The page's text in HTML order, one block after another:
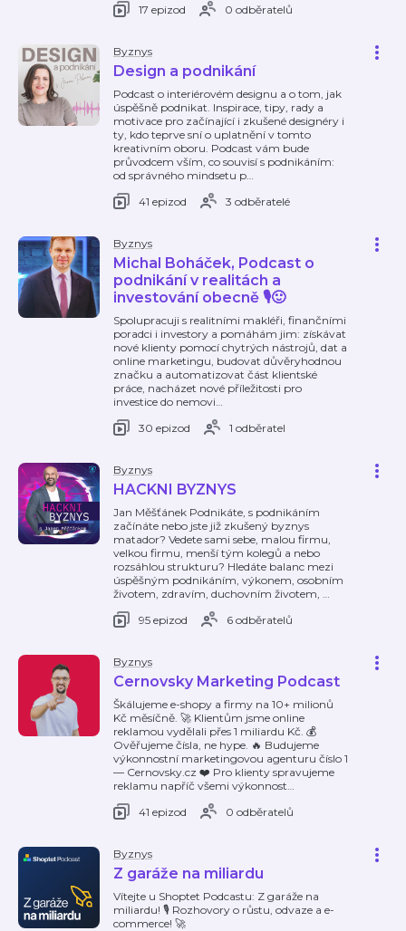
17 epizod 0 odběratelů
Byznys
Design a podnikání
Podcast o interiérovém designu a o tom, jak
úspěšně podnikat. Inspirace, tipy, rady a
motivace pro začínající i zkušené designéry i
ty, kdo teprve sní o uplatnění v tomto
kreativním oboru. Podcast vám bude
průvodcem vším, co souvisí s podnikáním:
od správného mindsetu p…
41 epizod
3 odběratelé
Byznys
Michal Boháček, Podcast o
podnikání v realitách a
investování obecně 🎙️🙂
Spolupracuji s realitními makléři, finančními
poradci i investory a pomáhám jim: získávat
nové klienty pomocí chytrých nástrojů, dat a
online marketingu, budovat důvěryhodnou
značku a automatizovat část klientské
práce, nacházet nové příležitosti pro
investice do nemovi…
30 epizod
1 odběratel
Byznys
HACKNI BYZNYS
Jan Měšťánek Podnikáte, s podnikáním
začínáte nebo jste již zkušený byznys
matador? Vedete sami sebe, malou firmu,
velkou firmu, menší tým kolegů a nebo
rozsáhlou strukturu? Hledáte balanc mezi
úspěšným podnikáním, výkonem, osobním
životem, zdravím, duchovním životem, …
95 epizod
6 odběratelů
Byznys
Cernovsky Marketing Podcast
Škálujeme e-shopy a firmy na 10+ milionů
Kč měsíčně. 🚀 Klientům jsme online
reklamou vydělali přes 1 miliardu Kč. 💰
Ověřujeme čísla, ne hype. 🔥 Budujeme
výkonnostní marketingovou agenturu číslo 1
— Cernovsky.cz ❤️ Pro klienty spravujeme
reklamu napříč všemi výkonnost…
41 epizod
0 odběratelů
Byznys
Z garáže na miliardu
Vítejte u Shoptet Podcastu: Z garáže na
miliardu! 🎙️ Rozhovory o růstu, odvaze a e-
commerce! 🚀